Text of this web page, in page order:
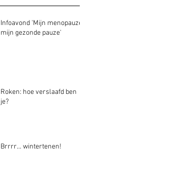
Infoavond 'Mijn menopauze,
mijn gezonde pauze'
Roken: hoe verslaafd ben
je?
Brrrr... wintertenen!